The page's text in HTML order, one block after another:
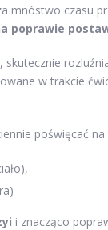
mnóstwo czasu
poprawie
skutecznie
w trakcie
poświęcać na
i znacząco